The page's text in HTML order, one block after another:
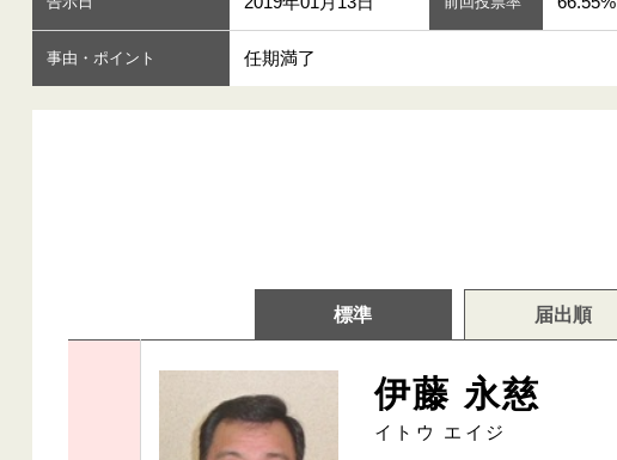
事由・ポイント 任期満了
標準 届出順
伊藤 永慈
イトウ エイジ